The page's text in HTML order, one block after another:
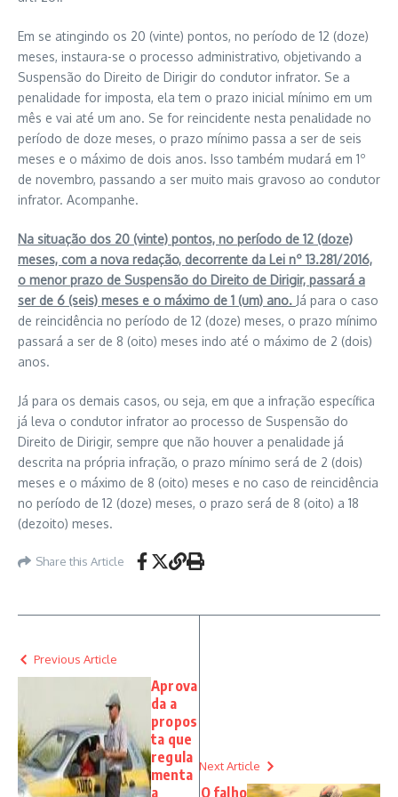
Em se atingindo os 20 (vinte) pontos, no período de 12 (doze)
meses, instaura-se o processo administrativo, objetivando a
Suspensão do Direito de Dirigir do condutor infrator. Se a
penalidade for imposta, ela tem o prazo inicial mínimo em um
mês e vai até um ano. Se for reincidente nesta penalidade no
período de doze meses, o prazo mínimo passa a ser de seis
meses e o máximo de dois anos. Isso também mudará em 1º
de novembro, passando a ser muito mais gravoso ao condutor
infrator. Acompanhe.
Na situação dos 20 (vinte) pontos, no período de 12 (doze)
meses, com a nova redação, decorrente da Lei nº 13.281/2016,
o menor prazo de Suspensão do Direito de Dirigir, passará a
ser de 6 (seis) meses e o máximo de 1 (um) ano. Já para o caso
de reincidência no período de 12 (doze) meses, o prazo mínimo
passará a ser de 8 (oito) meses indo até o máximo de 2 (dois)
anos.
Já para os demais casos, ou seja, em que a infração específica
já leva o condutor infrator ao processo de Suspensão do
Direito de Dirigir, sempre que não houver a penalidade já
descrita na própria infração, o prazo mínimo será de 2 (dois)
meses e o máximo de 8 (oito) meses e no caso de reincidência
no período de 12 (doze) meses, o prazo será de 8 (oito) a 18
(dezoito) meses.
Share this Article
Previous Article
Aprova
da a
propos
ta que
regula
menta
a
Next Article
O falho